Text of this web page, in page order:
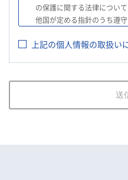
の保護に関する法律につい
他国が定める指針のうち遵
2.
当社は、お客様等の個人情
れている場合を除き、お客
当社は、お客様等の個人デ
い、滅失又は毀損等の防止
上記の個人情報の取扱い
送